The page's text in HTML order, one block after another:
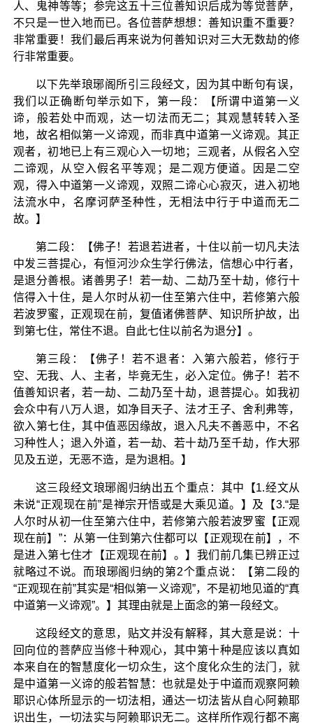
人、鬼神等等；参完这五十三位善知识后成为等觉菩萨，
不只是一世入地而已。各位菩萨想想：善知识重不重要？
非常重要！我们最后再来说为何善知识对三大无数劫的修
行非常重要。
以下先举琅琊阁所引三段经文，因为其中断句有误，
我们以正确断句举示如下，第一段：【所谓中道第一义
谛，般若处中而观，达一切法而无二；其观慧转转入圣
地，故名相似第一义谛观，而非真中道第一义谛观。其正
观者，初地已上有三观心入一切地；三观者，从假名入空
二谛观，从空入假名平等观；是二观方便道。因是二空
观，得入中道第一义谛观，双照二谛心心寂灭，进入初地
法流水中，名摩诃萨圣种性，无相法中行于中道而无二
故。】
第二段：【佛子！若退若进者，十住以前一切凡夫法
中发三菩提心，有恒河沙众生学行佛法，信想心中行者，
是退分善根。诸善男子！若一劫、二劫乃至十劫，修行十
信得入十住，是人尔时从初一住至第六住中，若修第六般
若波罗蜜，正观现在前，复值诸佛菩萨、知识所护故，出
到第七住，常住不退。自此七住以前名为退分】。
第三段：【佛子！若不退者：入第六般若，修行于
空、无我、人、主者，毕竟无生，必入定位。佛子！若不
值善知识者，若一劫、二劫乃至十劫，退菩提心。如我初
会众中有八万人退，如净目天子、法才王子、舍利弗等，
欲入第七住，其中值恶因缘故，退入凡夫不善恶中，不名
习种性人；退入外道，若一劫、若十劫乃至千劫，作大邪
见及五逆，无恶不造，是为退相。】
这三段经文琅琊阁归纳出五个重点：其中【1.经文从
未说“正观现在前”是禅宗开悟或是大乘见道。】及【3.“是
人尔时从初一住至第六住中，若修第六般若波罗蜜【正观
现在前】”：从第一住到第六住都可以【正观现在前】，不
是进入第七住才【正观现在前】。】我们前几集已辨正过
就略过不说。而琅琊阁归纳的第2个重点说：【第二段的
“正观现在前”其实是“相似第一义谛观”，不是初地见道的“真
中道第一义谛观”。】其理由就是上面念的第一段经文。
这段经文的意思，贴文并没有解释，其大意是说：十
回向位的菩萨应当修十种观心，其中第十种是应该以真如
本来自在的智慧度化一切众生，这个度化众生的法门，就
是中道第一义谛的般若智慧：也就是处于中道而观察阿赖
耶识心体所显示的一切法相，通达一切法皆从自心阿赖耶
识出生，一切法实与阿赖耶识无二。这样所作观行都不离